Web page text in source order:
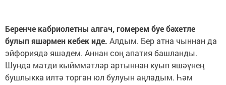
Беренче кабриолетны алгач, гомерем буе бәхетле
булып яшәрмен кебек иде. Алдым. Бер атна чыннан да
эйфориядә яшәдем. Аннан соң апатия башланды.
Шунда матди кыйммәтләр артыннан куып яшәүнең
бушлыкка илтә торган юл булуын аңладым. Һәм